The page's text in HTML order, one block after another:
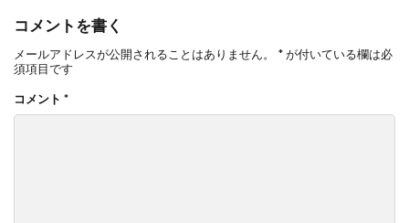
コメントを書く
メールアドレスが公開されることはありません。 *が付いている欄は必
須項目です
コメント *